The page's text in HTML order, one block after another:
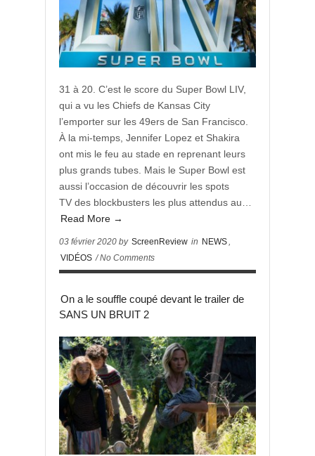
31 à 20. C’est le score du Super Bowl LIV,
qui a vu les Chiefs de Kansas City
l’emporter sur les 49ers de San Francisco.
À la mi-temps, Jennifer Lopez et Shakira
ont mis le feu au stade en reprenant leurs
plus grands tubes. Mais le Super Bowl est
aussi l’occasion de découvrir les spots
TV des blockbusters les plus attendus au…
Read More →
03 février 2020 by ScreenReview in NEWS,
VIDÉOS / No Comments
On a le souffle coupé devant le trailer de
SANS UN BRUIT 2